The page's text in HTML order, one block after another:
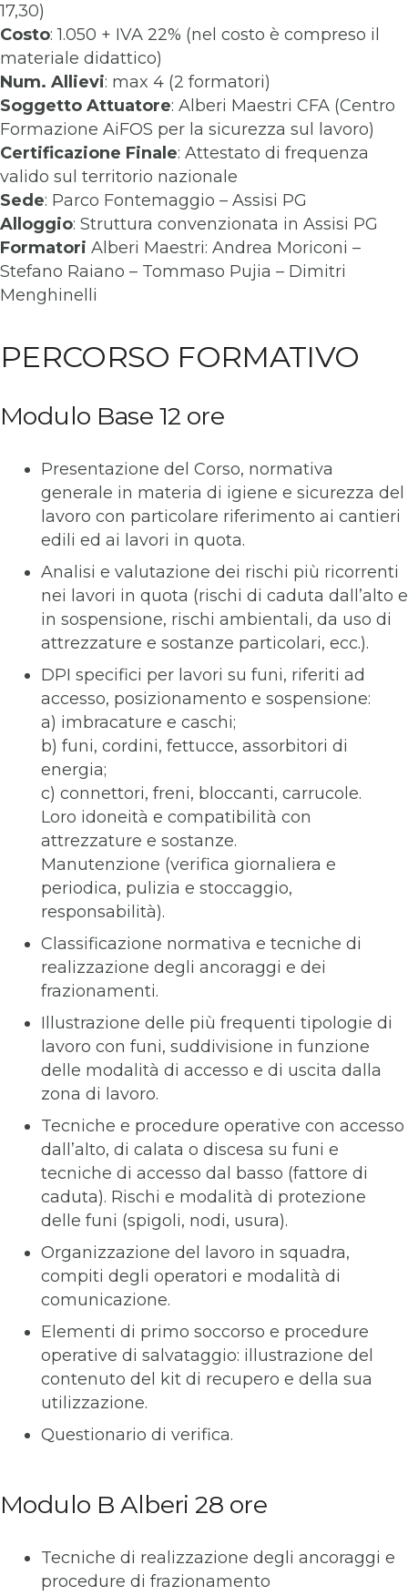
17,30)
Costo: 1.050 + IVA 22% (nel costo è compreso il
materiale didattico)
Num. Allievi: max 4 (2 formatori)
Soggetto Attuatore: Alberi Maestri CFA (Centro
Formazione AiFOS per la sicurezza sul lavoro)
Certificazione Finale: Attestato di frequenza
valido sul territorio nazionale
Sede: Parco Fontemaggio – Assisi PG
Alloggio: Struttura convenzionata in Assisi PG
Formatori Alberi Maestri: Andrea Moriconi –
Stefano Raiano – Tommaso Pujia – Dimitri
Menghinelli
PERCORSO FORMATIVO
Modulo Base 12 ore
Presentazione del Corso, normativa
generale in materia di igiene e sicurezza del
lavoro con particolare riferimento ai cantieri
edili ed ai lavori in quota.
Analisi e valutazione dei rischi più ricorrenti
nei lavori in quota (rischi di caduta dall’alto e
in sospensione, rischi ambientali, da uso di
attrezzature e sostanze particolari, ecc.).
DPI specifici per lavori su funi, riferiti ad
accesso, posizionamento e sospensione:
a) imbracature e caschi;
b) funi, cordini, fettucce, assorbitori di
energia;
c) connettori, freni, bloccanti, carrucole.
Loro idoneità e compatibilità con
attrezzature e sostanze.
Manutenzione (verifica giornaliera e
periodica, pulizia e stoccaggio,
responsabilità).
Classificazione normativa e tecniche di
realizzazione degli ancoraggi e dei
frazionamenti.
Illustrazione delle più frequenti tipologie di
lavoro con funi, suddivisione in funzione
delle modalità di accesso e di uscita dalla
zona di lavoro.
Tecniche e procedure operative con accesso
dall’alto, di calata o discesa su funi e
tecniche di accesso dal basso (fattore di
caduta). Rischi e modalità di protezione
delle funi (spigoli, nodi, usura).
Organizzazione del lavoro in squadra,
compiti degli operatori e modalità di
comunicazione.
Elementi di primo soccorso e procedure
operative di salvataggio: illustrazione del
contenuto del kit di recupero e della sua
utilizzazione.
Questionario di verifica.
Modulo B Alberi 28 ore
Tecniche di realizzazione degli ancoraggi e
procedure di frazionamento